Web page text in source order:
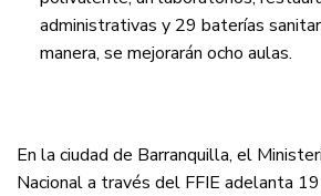
administrativas y 29 baterías
manera, se mejorarán ocho aulas.
En la ciudad de Barranquilla, el
Nacional a través del FFIE adelanta